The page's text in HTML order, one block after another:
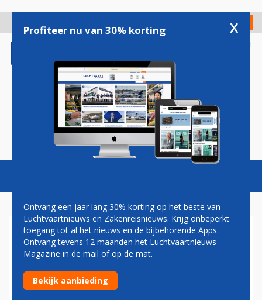
gaan
Check in
Magazine Podcasts Vacatures
LUCHTHAVEN HEATHROW
HELE DAG DICHT DOOR
GROTE STROOMSTORING
Profiteer nu van 30% korting x
Ontvang een jaar lang 30% korting op het beste van
Luchtvaartnieuws en Zakenreisnieuws. Krijg onbeperkt
toegang tot al het nieuws en de bijbehorende Apps.
Ontvang tevens 12 maanden het Luchtvaartnieuws
Magazine in de mail of op de mat.
Bekijk aanbieding